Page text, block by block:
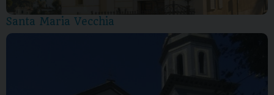
Santa Maria Vecchia